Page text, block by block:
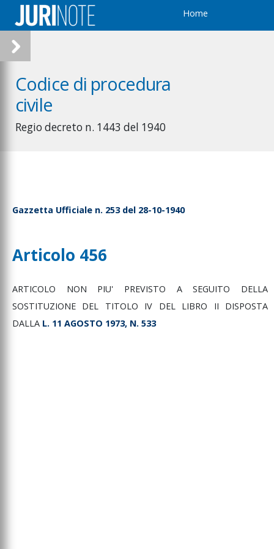
Home
Codice di procedura
civile
Regio decreto n. 1443 del 1940
Gazzetta Ufficiale n. 253 del 28-10-1940
Articolo 456
ARTICOLO NON PIU' PREVISTO A SEGUITO DELLA
SOSTITUZIONE DEL TITOLO IV DEL LIBRO II DISPOSTA
DALLA L. 11 AGOSTO 1973, N. 533